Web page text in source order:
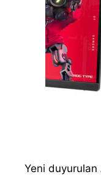
Yeni duyurulan